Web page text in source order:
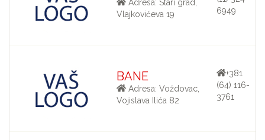
Adresa: Stari grad,
Vlajkovićeva 19
6949
BANE
Adresa: Voždovac,
Vojislava Ilića 82
+381
(64) 116-
3761